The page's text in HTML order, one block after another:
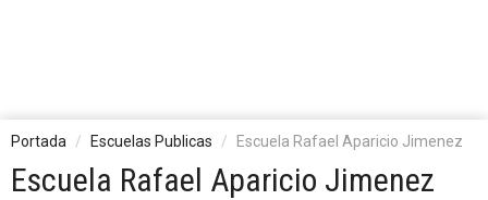
Portada Escuelas Publicas Escuela Rafael Aparicio Jimenez
Escuela Rafael Aparicio Jimenez